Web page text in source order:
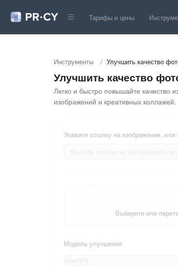
Тарифы и цены
Инструменты / Улучшить качество
Улучшить качество
Легко и быстро повышайте качество
изображений и креативных коллажей.
Укажите ссылку на изображение, или
Выберите или
Модель улучшения